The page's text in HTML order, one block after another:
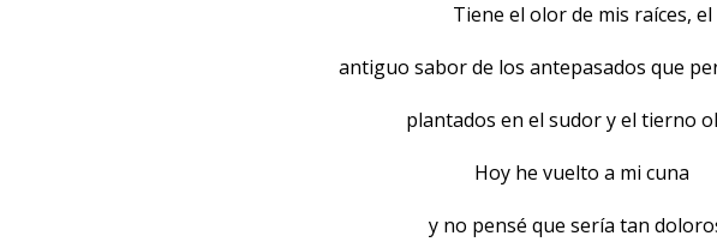
Tiene el olor de mis raíces, el
antiguo sabor de los antepasados que
plantados en el sudor y el tierno
Hoy he vuelto a mi cuna
y no pensé que sería tan